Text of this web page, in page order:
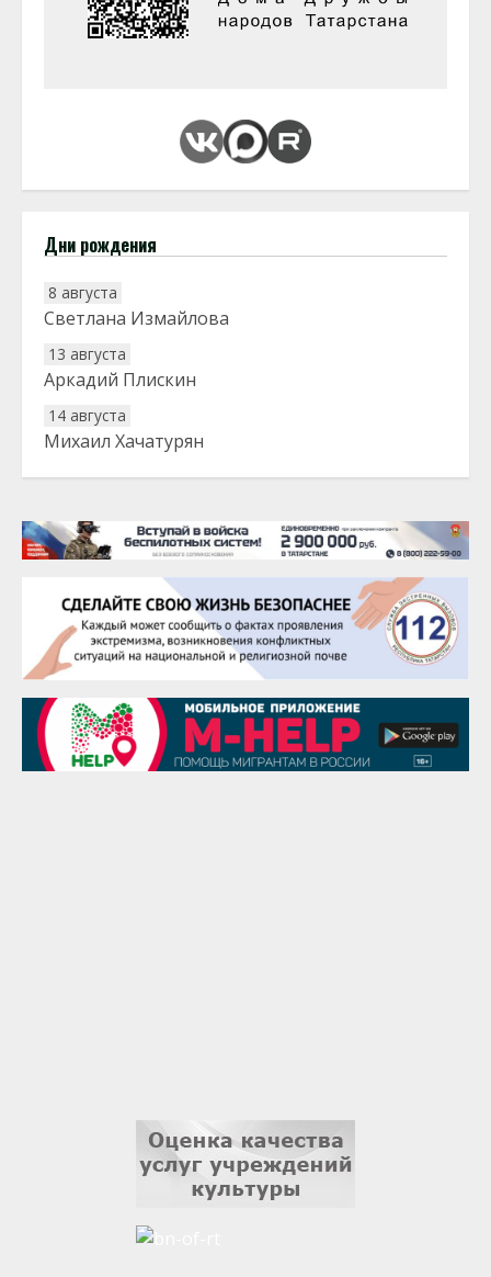
Дни рождения
8 августа
Светлана Измайлова
13 августа
Аркадий Плискин
14 августа
Михаил Хачатурян
20 августа
22 августа
Евгений Ефимов
25 августа
Сэсэгма Бубеева
28 августа
Чингиз Мустафаев
29 августа
Надежда Рослова